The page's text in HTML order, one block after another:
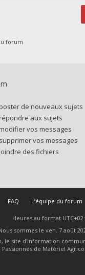
forum
de nouveaux sujets
aux sujets
vos messages
supprimer vos messages
des fichiers
FAQ L’équipe du forum
Heures au format
sommes le ven. 7 août
le site d'information
Passionnés de Matériel